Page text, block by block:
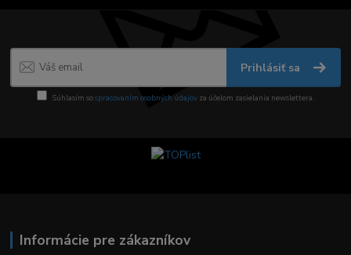
Prihlásiť sa
Súhlasím sospracovaním osobných údajov za účelom zasielania newslettera.
Informácie pre zákazníkov